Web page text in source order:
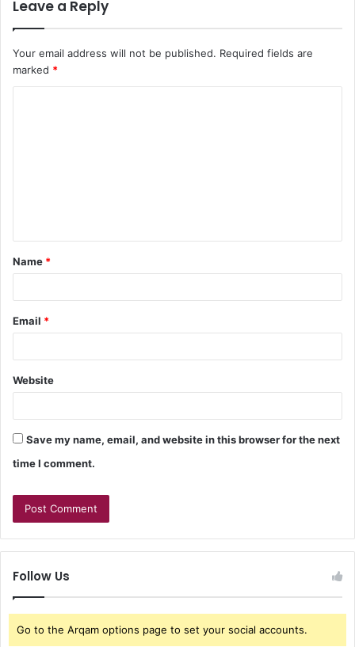
Leave a Reply
Your email address will not be published. Required fields are
marked *
Name *
Email *
Website
Save my name, email, and website in this browser for the next
time I comment.
Follow Us
Go to the Arqam options page to set your social accounts.